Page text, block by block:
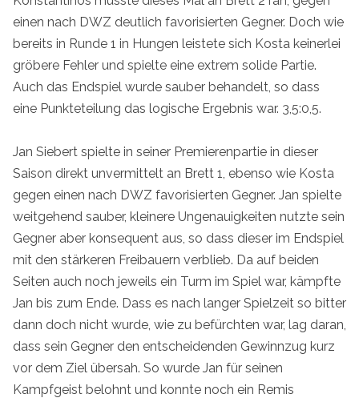
einen nach DWZ deutlich favorisierten Gegner. Doch wie
bereits in Runde 1 in Hungen leistete sich Kosta keinerlei
gröbere Fehler und spielte eine extrem solide Partie.
Auch das Endspiel wurde sauber behandelt, so dass
eine Punkteteilung das logische Ergebnis war. 3,5:0,5.
Jan Siebert spielte in seiner Premierenpartie in dieser
Saison direkt unvermittelt an Brett 1, ebenso wie Kosta
gegen einen nach DWZ favorisierten Gegner. Jan spielte
weitgehend sauber, kleinere Ungenauigkeiten nutzte sein
Gegner aber konsequent aus, so dass dieser im Endspiel
mit den stärkeren Freibauern verblieb. Da auf beiden
Seiten auch noch jeweils ein Turm im Spiel war, kämpfte
Jan bis zum Ende. Dass es nach langer Spielzeit so bitter
dann doch nicht wurde, wie zu befürchten war, lag daran,
dass sein Gegner den entscheidenden Gewinnzug kurz
vor dem Ziel übersah. So wurde Jan für seinen
Kampfgeist belohnt und konnte noch ein Remis